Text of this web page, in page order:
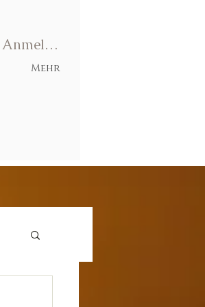
Anmelden
Mehr